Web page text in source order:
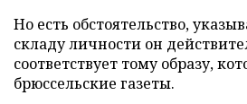
Но есть обстоятельство,
складу личности он
соответствует тому образу,
брюссельские газеты.